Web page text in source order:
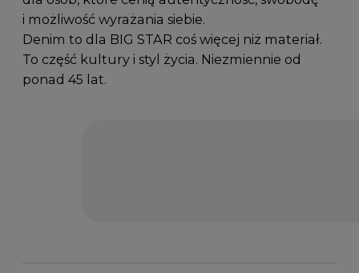
i możliwość wyrażania siebie.
Denim to dla BIG STAR coś więcej niż materiał.
To część kultury i styl życia. Niezmiennie od
ponad 45 lat.